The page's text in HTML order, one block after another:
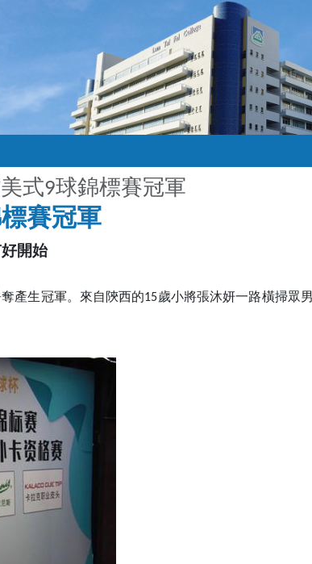
式9球錦標賽冠軍
賽冠軍
開始
產生冠軍。來自陝西的15歲小將張沐妍一路橫掃